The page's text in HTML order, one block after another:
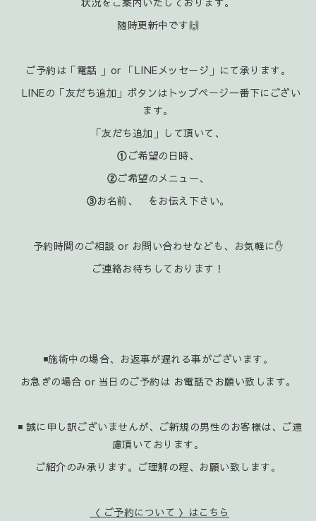
随時更新中です🙌
ご予約は「電話 」or 「LINEメッセージ」にて承ります。
LINEの「友だち追加」ボタンはトップページ一番下にござい
ます。
「友だち追加」して頂いて、
①ご希望の日時、
②ご希望のメニュー、
③お名前、 をお伝え下さい。
予約時間のご相談 or お問い合わせなども、お気軽に✋️
ご連絡お待ちしております！
◾施術中の場合、お返事が遅れる事がございます。
お急ぎの場合 or 当日のご予約は お電話でお願い致します。
◾ 誠に申し訳ございませんが、ご新規の男性のお客様は、ご遠
慮頂いております。
ご紹介のみ承ります。ご理解の程、お願い致します。
〈 ご予約について 〉はこちら